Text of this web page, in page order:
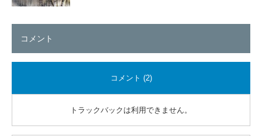
コメント
コメント (2)
トラックバックは利用できません。